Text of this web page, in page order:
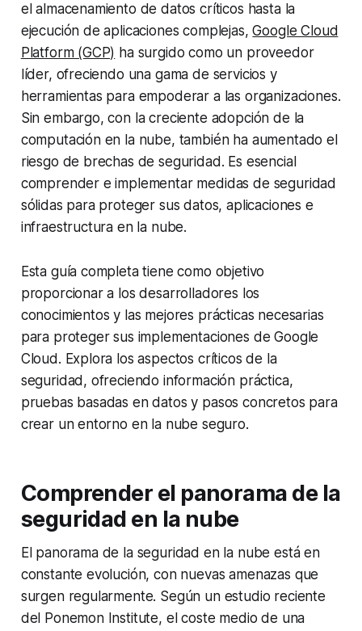
el almacenamiento de datos críticos hasta la
ejecución de aplicaciones complejas,Google Cloud
Platform (GCP) ha surgido como un proveedor
líder, ofreciendo una gama de servicios y
herramientas para empoderar a las organizaciones.
Sin embargo, con la creciente adopción de la
computación en la nube, también ha aumentado el
riesgo de brechas de seguridad. Es esencial
comprender e implementar medidas de seguridad
sólidas para proteger sus datos, aplicaciones e
infraestructura en la nube.
Esta guía completa tiene como objetivo
proporcionar a los desarrolladores los
conocimientos y las mejores prácticas necesarias
para proteger sus implementaciones de Google
Cloud. Explora los aspectos críticos de la
seguridad, ofreciendo información práctica,
pruebas basadas en datos y pasos concretos para
crear un entorno en la nube seguro.
Comprender el panorama de la
seguridad en la nube
El panorama de la seguridad en la nube está en
constante evolución, con nuevas amenazas que
surgen regularmente. Según un estudio reciente
del Ponemon Institute, el coste medio de una